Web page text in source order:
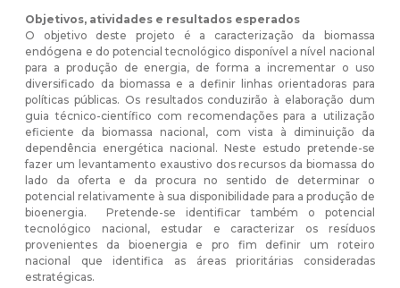
Objetivos, atividades e resultados esperados
O objetivo deste projeto é a caracterização da biomassa
endógena e do potencial tecnológico disponível a nível nacional
para a produção de energia, de forma a incrementar o uso
diversificado da biomassa e a definir linhas orientadoras para
políticas públicas. Os resultados conduzirão à elaboração dum
guia técnico-científico com recomendações para a utilização
eficiente da biomassa nacional, com vista à diminuição da
dependência energética nacional. Neste estudo pretende-se
fazer um levantamento exaustivo dos recursos da biomassa do
lado da oferta e da procura no sentido de determinar o
potencial relativamente à sua disponibilidade para a produção de
bioenergia. Pretende-se identificar também o potencial
tecnológico nacional, estudar e caracterizar os resíduos
provenientes da bioenergia e pro fim definir um roteiro
nacional que identifica as áreas prioritárias consideradas
estratégicas.